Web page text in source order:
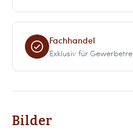
Fachhandel
Exklusiv für
Bilder